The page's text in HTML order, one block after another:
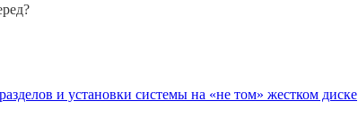
и установки системы на «не том» жестком диске